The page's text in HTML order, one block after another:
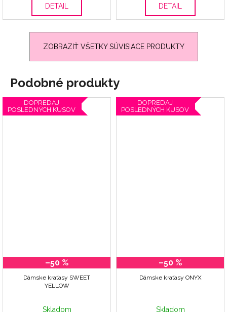
DETAIL DETAIL
ZOBRAZIŤ VŠETKY SÚVISIACE PRODUKTY
Podobné produkty
DOPREDAJ
POSLEDNÝCH KUSOV
–50 %
Dámske kraťasy SWEET
YELLOW
Skladom
DOPREDAJ
POSLEDNÝCH KUSOV
–50 %
Dámske kraťasy ONYX
Skladom